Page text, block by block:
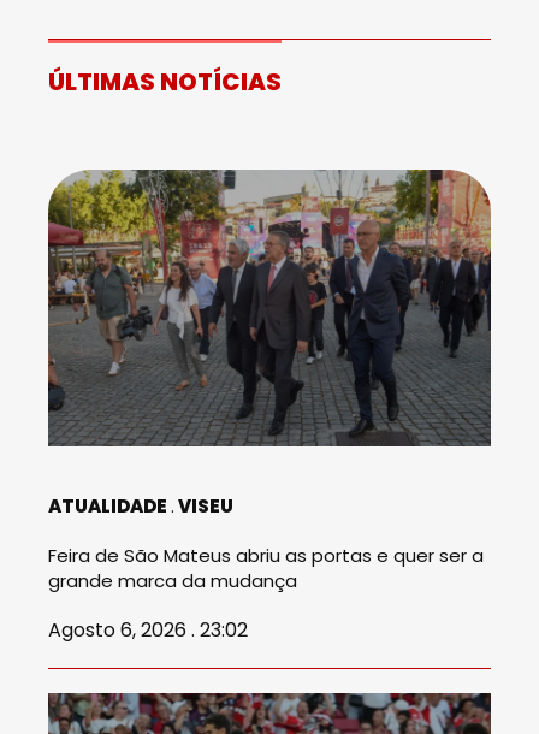
ÚLTIMAS NOTÍCIAS
ATUALIDADE VISEU
Feira de São Mateus abriu as portas e quer ser a
grande marca da mudança
Agosto 6, 2026 . 23:02